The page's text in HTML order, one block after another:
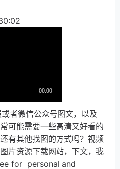
者微信公众号图文，以及
可能需要一些高清又好看的
有其他找图的方式吗？视频
片资源下载网站，下文，我
for  personal and